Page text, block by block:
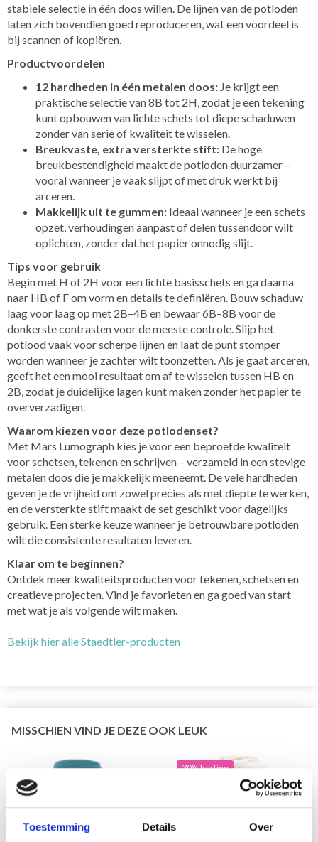
Toestemming Details Over
stabiele selectie in één doos willen. De lijnen van de potloden
laten zich bovendien goed reproduceren, wat een voordeel is
bij scannen of kopiëren.
Productvoordelen
12 hardheden in één metalen doos: Je krijgt een
praktische selectie van 8B tot 2H, zodat je een tekening
kunt opbouwen van lichte schets tot diepe schaduwen
zonder van serie of kwaliteit te wisselen.
Breukvaste, extra versterkte stift: De hoge
breukbestendigheid maakt de potloden duurzamer –
vooral wanneer je vaak slijpt of met druk werkt bij
arceren.
Makkelijk uit te gummen: Ideaal wanneer je een schets
opzet, verhoudingen aanpast of delen tussendoor wilt
oplichten, zonder dat het papier onnodig slijt.
Tips voor gebruik
Begin met H of 2H voor een lichte basisschets en ga daarna
naar HB of F om vorm en details te definiëren. Bouw schaduw
laag voor laag op met 2B–4B en bewaar 6B–8B voor de
donkerste contrasten voor de meeste controle. Slijp het
potlood vaak voor scherpe lijnen en laat de punt stomper
worden wanneer je zachter wilt toonzetten. Als je gaat arceren,
geeft het een mooi resultaat om af te wisselen tussen HB en
2B, zodat je duidelijke lagen kunt maken zonder het papier te
oververzadigen.
Waarom kiezen voor deze potlodenset?
Met Mars Lumograph kies je voor een beproefde kwaliteit
voor schetsen, tekenen en schrijven – verzameld in een stevige
metalen doos die je makkelijk meeneemt. De vele hardheden
geven je de vrijheid om zowel precies als met diepte te werken,
en de versterkte stift maakt de set geschikt voor dagelijks
gebruik. Een sterke keuze wanneer je betrouwbare potloden
wilt die consistente resultaten leveren.
Klaar om te beginnen?
Ontdek meer kwaliteitsproducten voor tekenen, schetsen en
creatieve projecten. Vind je favorieten en ga goed van start
met wat je als volgende wilt maken.
Bekijk hier alle Staedtler-producten
MISSCHIEN VIND JE DEZE OOK LEUK
30% korting